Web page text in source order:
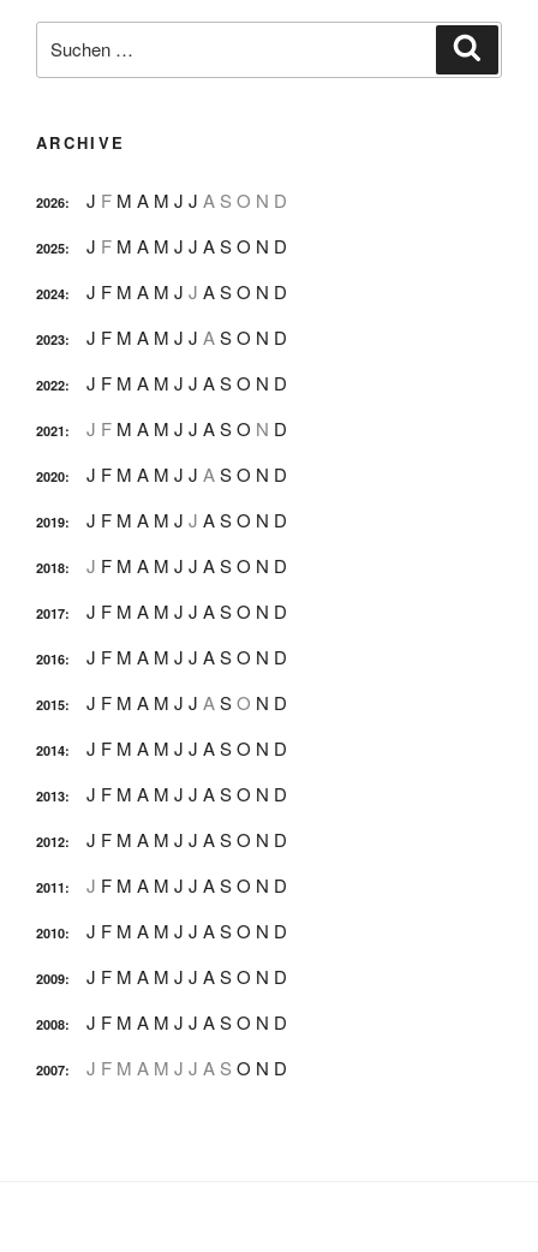
nach:
ARCHIVE
2026: J F M A M J J A S O N D
2025: J F M A M J J ASO N D
2024: J F M A M J J ASO N D
2023: J F M A M J J ASO N D
2022: J F M A M J J ASO N D
2021: J F M A M J J ASO N D
2020: J F M A M J J ASO N D
2019: J F M A M J J ASO N D
2018: J F M A M J J ASO N D
2017: J F M A M J J ASO N D
2016: J F M A M J J ASO N D
2015: J F M A M J J ASO N D
2014: J F M A M J J ASO N D
2013: J F M A M J J ASO N D
2012: J F M A M J J ASO N D
2011: J F M A M J J ASO N D
2010: J F M A M J J ASO N D
2009: J F M A M J J ASO N D
2008: J F M A M J J ASO N D
2007: J F M A M J J A S O N D